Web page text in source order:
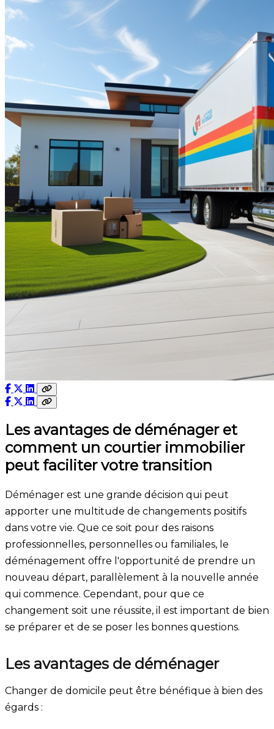
Les avantages de déménager et
comment un courtier immobilier
peut faciliter votre transition
Déménager est une grande décision qui peut
apporter une multitude de changements positifs
dans votre vie. Que ce soit pour des raisons
professionnelles, personnelles ou familiales, le
déménagement offre l'opportunité de prendre un
nouveau départ, parallèlement à la nouvelle année
qui commence. Cependant, pour que ce
changement soit une réussite, il est important de bien
se préparer et de se poser les bonnes questions.
Les avantages de déménager
Changer de domicile peut être bénéfique à bien des
égards :